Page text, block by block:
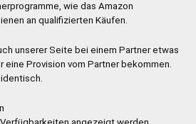
wie das Amazon
an qualifizierten Käufen.
unserer Seite bei einem Partner etwas
eine Provision vom Partner bekommen.